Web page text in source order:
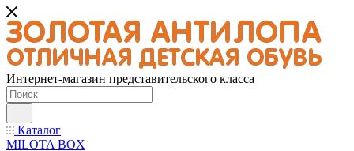
Интернет-магазин представительского класса
Каталог
MILOTA BOX